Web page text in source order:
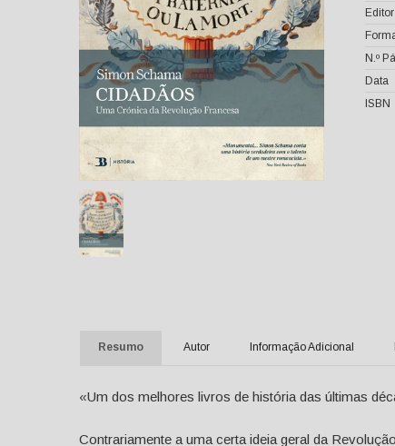
Editor
N.º
Data
ISBN
Resumo Autor Informação Adicional
«Um dos melhores livros de história das últimas
Contrariamente a uma certa ideia geral da